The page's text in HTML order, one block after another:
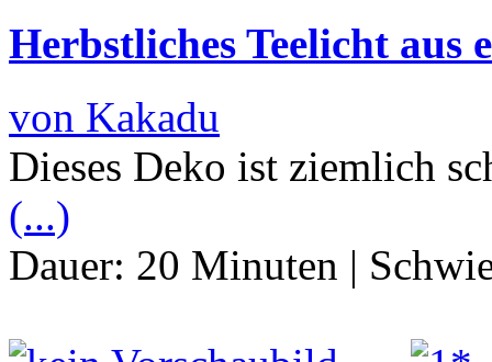
Herbstliches Teelicht aus
von Kakadu
Dieses Deko ist ziemlich
(...)
Dauer: 20 Minuten |